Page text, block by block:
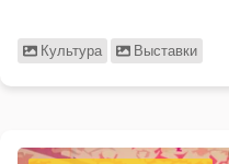
Культура Выставки